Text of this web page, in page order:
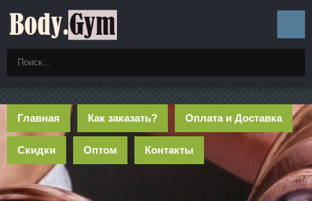
Главная Как заказать? Оплата и Доставка
Скидки Оптом Контакты